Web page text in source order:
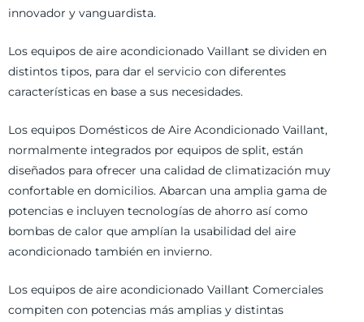
innovador y vanguardista.
Los equipos de aire acondicionado Vaillant se dividen en
distintos tipos, para dar el servicio con diferentes
características en base a sus necesidades.
Los equipos Domésticos de Aire Acondicionado Vaillant,
normalmente integrados por equipos de split, están
diseñados para ofrecer una calidad de climatización muy
confortable en domicilios. Abarcan una amplia gama de
potencias e incluyen tecnologías de ahorro así como
bombas de calor que amplían la usabilidad del aire
acondicionado también en invierno.
Los equipos de aire acondicionado Vaillant Comerciales
compiten con potencias más amplias y distintas